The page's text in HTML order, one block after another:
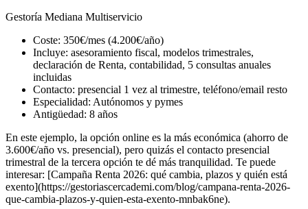
Gestoría Mediana Multiservicio
Coste: 350€/mes (4.200€/año)
Incluye: asesoramiento fiscal, modelos trimestrales,
declaración de Renta, contabilidad, 5 consultas anuales
incluidas
Contacto: presencial 1 vez al trimestre, teléfono/email resto
Especialidad: Autónomos y pymes
Antigüedad: 8 años
En este ejemplo, la opción online es la más económica (ahorro de
3.600€/año vs. presencial), pero quizás el contacto presencial
trimestral de la tercera opción te dé más tranquilidad. Te puede
interesar: [Campaña Renta 2026: qué cambia, plazos y quién está
exento](https://gestoriascercademi.com/blog/campana-renta-2026-
que-cambia-plazos-y-quien-esta-exento-mnbak6ne).